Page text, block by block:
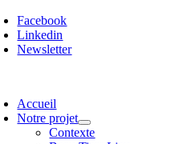
Facebook
Linkedin
Newsletter
Accueil
Notre projet
Contexte